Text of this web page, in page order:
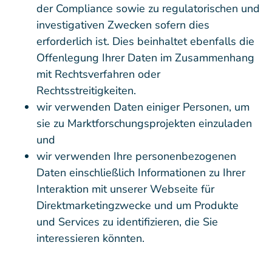
der Compliance sowie zu regulatorischen und
investigativen Zwecken sofern dies
erforderlich ist. Dies beinhaltet ebenfalls die
Offenlegung Ihrer Daten im Zusammenhang
mit Rechtsverfahren oder
Rechtsstreitigkeiten.
wir verwenden Daten einiger Personen, um
sie zu Marktforschungsprojekten einzuladen
und
wir verwenden Ihre personenbezogenen
Daten einschließlich Informationen zu Ihrer
Interaktion mit unserer Webseite für
Direktmarketingzwecke und um Produkte
und Services zu identifizieren, die Sie
interessieren könnten.